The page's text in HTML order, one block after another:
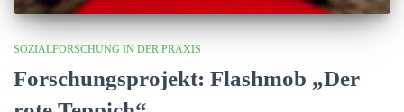
SOZIALFORSCHUNG IN DER PRAXIS
Forschungsprojekt: Flashmob „Der